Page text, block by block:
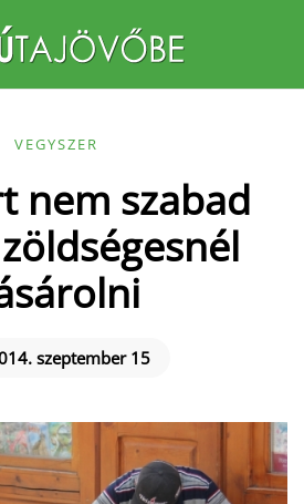
VEGYSZER
nem szabad
szeptember 15